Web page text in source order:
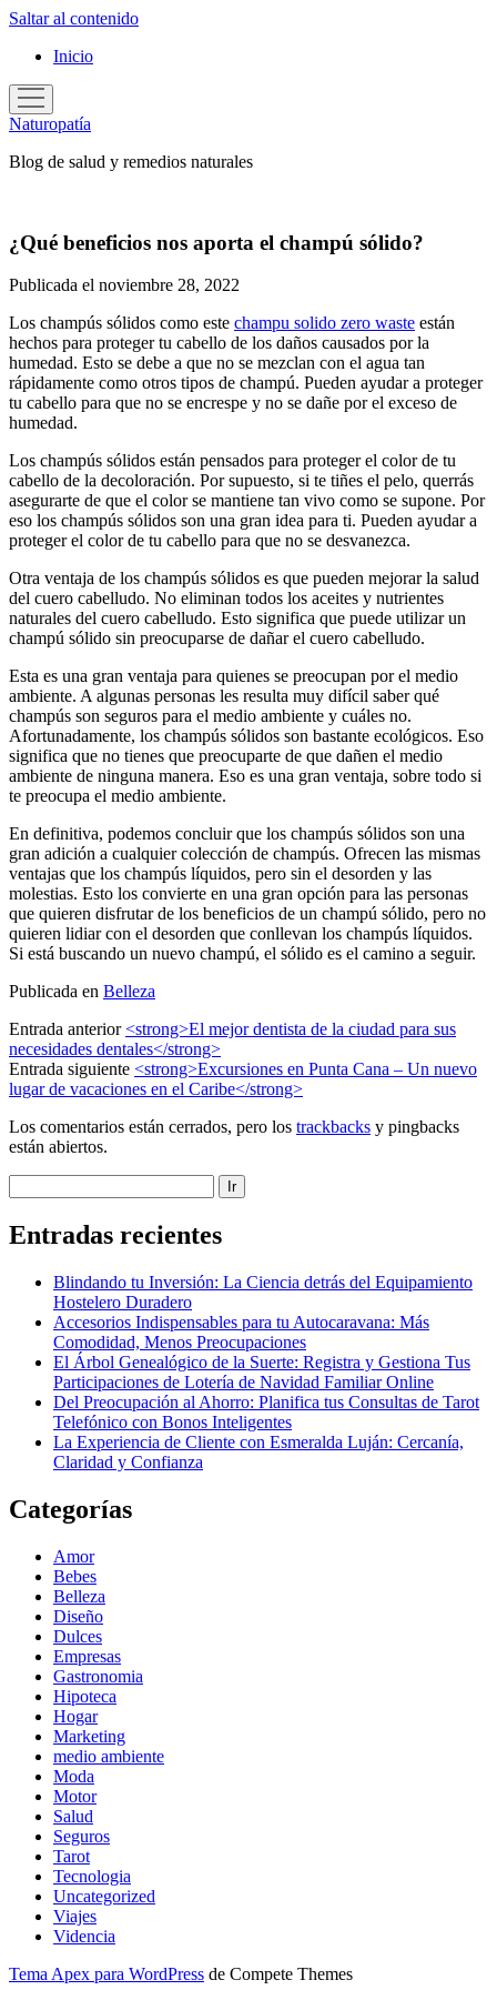
Saltar al contenido
Inicio
abrir
el
menú
Naturopatía
Blog de salud y remedios naturales
¿Qué beneficios nos aporta el champú sólido?
Publicada el noviembre 28, 2022
Los champús sólidos como este champu solido zero waste están
hechos para proteger tu cabello de los daños causados por la
humedad. Esto se debe a que no se mezclan con el agua tan
rápidamente como otros tipos de champú. Pueden ayudar a proteger
tu cabello para que no se encrespe y no se dañe por el exceso de
humedad.
Los champús sólidos están pensados para proteger el color de tu
cabello de la decoloración. Por supuesto, si te tiñes el pelo, querrás
asegurarte de que el color se mantiene tan vivo como se supone. Por
eso los champús sólidos son una gran idea para ti. Pueden ayudar a
proteger el color de tu cabello para que no se desvanezca.
Otra ventaja de los champús sólidos es que pueden mejorar la salud
del cuero cabelludo. No eliminan todos los aceites y nutrientes
naturales del cuero cabelludo. Esto significa que puede utilizar un
champú sólido sin preocuparse de dañar el cuero cabelludo.
Esta es una gran ventaja para quienes se preocupan por el medio
ambiente. A algunas personas les resulta muy difícil saber qué
champús son seguros para el medio ambiente y cuáles no.
Afortunadamente, los champús sólidos son bastante ecológicos. Eso
significa que no tienes que preocuparte de que dañen el medio
ambiente de ninguna manera. Eso es una gran ventaja, sobre todo si
te preocupa el medio ambiente.
En definitiva, podemos concluir que los champús sólidos son una
gran adición a cualquier colección de champús. Ofrecen las mismas
ventajas que los champús líquidos, pero sin el desorden y las
molestias. Esto los convierte en una gran opción para las personas
que quieren disfrutar de los beneficios de un champú sólido, pero no
quieren lidiar con el desorden que conllevan los champús líquidos.
Si está buscando un nuevo champú, el sólido es el camino a seguir.
Publicada en Belleza
Entrada anterior <strong>El mejor dentista de la ciudad para sus
necesidades dentales</strong>
Entrada siguiente <strong>Excursiones en Punta Cana – Un nuevo
lugar de vacaciones en el Caribe</strong>
Los comentarios están cerrados, pero los trackbacks y pingbacks
están abiertos.
Entradas recientes
Blindando tu Inversión: La Ciencia detrás del Equipamiento
Hostelero Duradero
Accesorios Indispensables para tu Autocaravana: Más
Comodidad, Menos Preocupaciones
El Árbol Genealógico de la Suerte: Registra y Gestiona Tus
Participaciones de Lotería de Navidad Familiar Online
Del Preocupación al Ahorro: Planifica tus Consultas de Tarot
Telefónico con Bonos Inteligentes
La Experiencia de Cliente con Esmeralda Luján: Cercanía,
Claridad y Confianza
Categorías
Amor
Bebes
Belleza
Diseño
Dulces
Empresas
Gastronomia
Hipoteca
Hogar
Marketing
medio ambiente
Moda
Motor
Salud
Seguros
Tarot
Tecnologia
Uncategorized
Viajes
Videncia
Tema Apex para WordPress de Compete Themes